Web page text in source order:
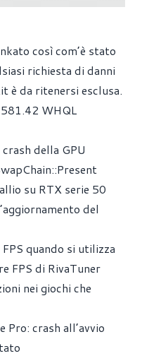
così com’è stato
richiesta di danni
è da ritenersi esclusa.
WHQL
della GPU
su RTX serie 50
del
quando si utilizza
FPS di RivaTuner
nei giochi che
crash all’avvio